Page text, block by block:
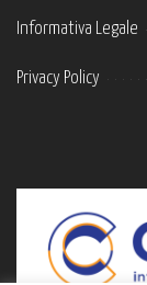
Informativa Legale
Privacy Policy